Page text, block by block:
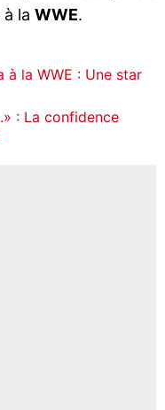
la WWE.
à la WWE : Une star
: La confidence